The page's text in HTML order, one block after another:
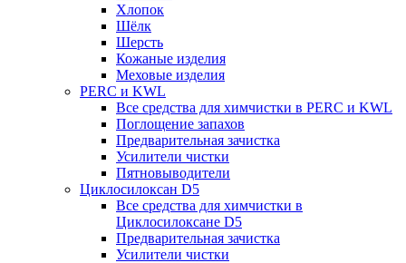
Хлопок
Шёлк
Шерсть
Кожаные изделия
Меховые изделия
PERC и KWL
Все средства для химчистки в PERC и KWL
Поглощение запахов
Предварительная зачистка
Усилители чистки
Пятновыводители
Циклосилоксан D5
Все средства для химчистки в
Циклосилоксане D5
Предварительная зачистка
Усилители чистки